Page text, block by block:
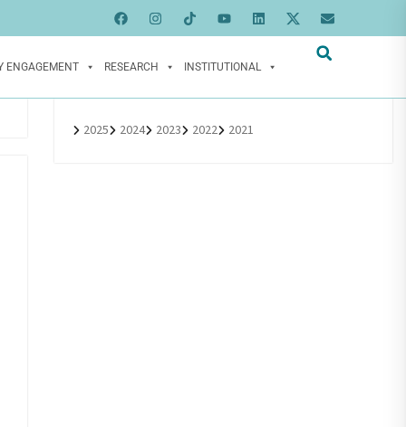
ENGAGEMENT RESEARCH INSTITUTIONAL
2025 2024 2023 2022 2021